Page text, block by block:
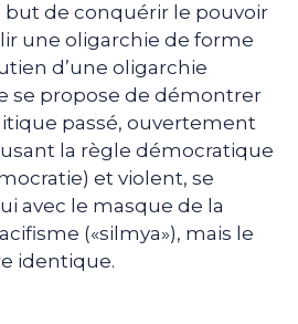
de conquérir le pouvoir
une oligarchie de forme
d’une oligarchie
se propose de démontrer
passé, ouvertement
la règle démocratique
et violent, se
avec le masque de la
(«silmya»), mais le
identique.